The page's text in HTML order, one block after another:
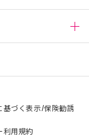
基づく表示/保険勧誘
利用規約